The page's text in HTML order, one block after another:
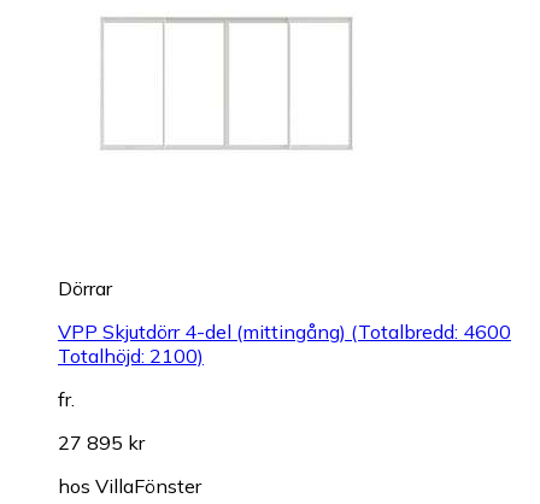
Dörrar
VPP Skjutdörr 4-del (mittingång) (Totalbredd: 4600
Totalhöjd: 2100)
fr.
27 895 kr
hos VillaFönster